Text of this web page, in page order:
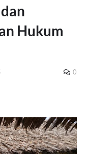
Hukum
0